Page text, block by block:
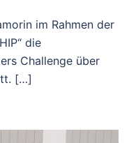
im Rahmen der
die
Challenge über
[…]